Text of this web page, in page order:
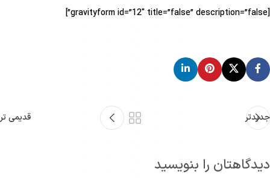
[gravityform id=”12″ title=”false” description=”false”]
جدیدتر قدیمی تر
دیدگاهتان را بنویسید